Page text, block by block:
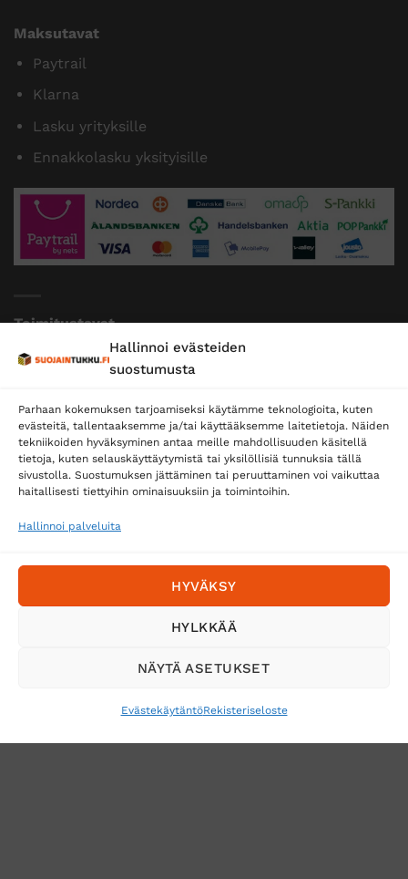
Hallinnoi evästeiden
suostumusta
Parhaan kokemuksen tarjoamiseksi käytämme teknologioita, kuten
evästeitä, tallentaaksemme ja/tai käyttääksemme laitetietoja. Näiden
tekniikoiden hyväksyminen antaa meille mahdollisuuden käsitellä
tietoja, kuten selauskäyttäytymistä tai yksilöllisiä tunnuksia tällä
sivustolla. Suostumuksen jättäminen tai peruuttaminen voi vaikuttaa
haitallisesti tiettyihin ominaisuuksiin ja toimintoihin.
Hallinnoi palveluita
HYVÄKSY
HYLKKÄÄ
NÄYTÄ ASETUKSET
EvästekäytäntöRekisteriseloste
Maksutavat
Paytrail
Klarna
Lasku yrityksille
Ennakkolasku yksityisille
Toimitustavat
Posti
Postnord
Tilaa uutiskirje ja saat erikoisalennuksia